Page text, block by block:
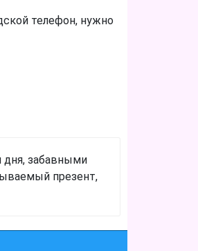
телефон, нужно
дня, забавными
презент,